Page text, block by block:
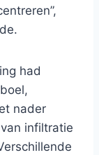
had
nader
infiltratie